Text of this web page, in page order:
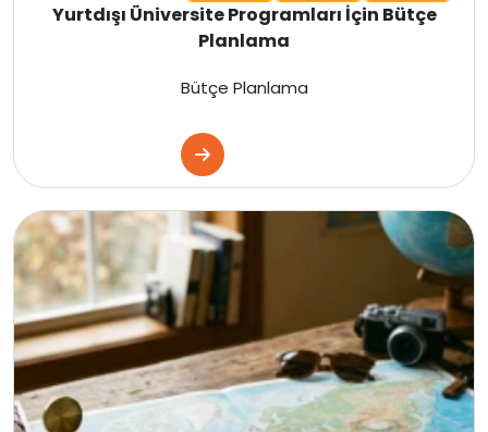
İtalya
Fransa
İspanya
Malta
Yurtdışı Üniversite Programları İçin Bütçe
Planlama
Bütçe Planlama